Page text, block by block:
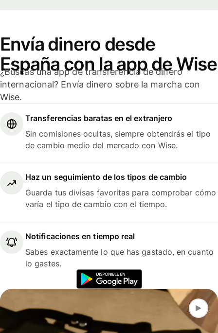
Envía dinero desde
España con la app de Wise
¿Buscas una app de transferencia de dinero
internacional? Envía dinero sobre la marcha con
Wise.
Transferencias baratas en el extranjero
Sin comisiones ocultas, siempre obtendrás el tipo
de cambio medio del mercado con Wise.
Haz un seguimiento de los tipos de cambio
Guarda tus divisas favoritas para comprobar cómo
varía el tipo de cambio con el tiempo.
Notificaciones en tiempo real
Sabes exactamente lo que has gastado, en cuanto
lo gastes.